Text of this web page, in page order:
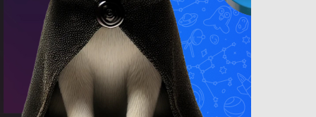
Galaxy S25. Это
— хорошее решение для
активно снимает
устройство фактически